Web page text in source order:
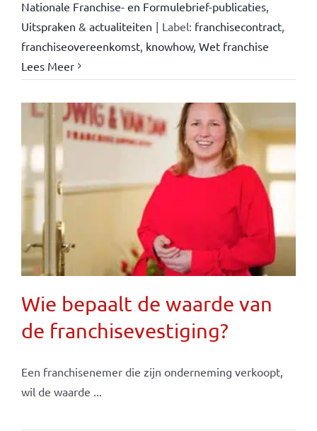
Nationale Franchise- en Formulebrief-publicaties,
Uitspraken & actualiteiten | Label: franchisecontract,
franchiseovereenkomst, knowhow, Wet franchise
Lees Meer
Wie bepaalt de waarde van
de franchisevestiging?
Een franchisenemer die zijn onderneming verkoopt,
wil de waarde ...